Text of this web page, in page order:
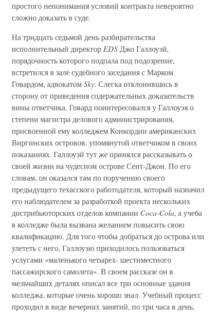
простого непонимания условий контракта невероятно
сложно доказать в суде.
На тридцать седьмой день разбирательства
исполнительный директор EDS Джо Галлоуэй,
порядочность которого подпала под подозрение,
встретился в зале судебного заседания с Марком
Говардом, адвокатомSky. Слегка отклонившись в
сторону от приведения содержательных доказательств
вины ответчика, Говард поинтересовался у Галлоуэя о
степени магистра делового администрирования,
присвоенной ему колледжем Конкордии американских
Виргинских островов, упомянутой ответчиком в своих
показаниях. Галлоуэй тут же принялся рассказывать о
своей жизни на чудесном острове Сент-Джон. По его
словам, он оказался там по поручению своего
предыдущего техасского работодателя, который назначил
его наблюдателем за разработкой проекта нескольких
дистрибьюторских отделов компании Coca-Cola, а учеба
в колледже была вызвана желанием повысить свою
квалификацию. Для того чтобы добраться до острова или
улететь с него, Галлоуэю приходилось пользоваться
услугами «маленького четырех- шестиместного
пассажирского самолета». В своем рассказе он в
мельчайших деталях описал все три основные здания
колледжа, которые очень хорошо знал. Учебный процесс
проходил в виде вечерних занятий, по три часа в день,